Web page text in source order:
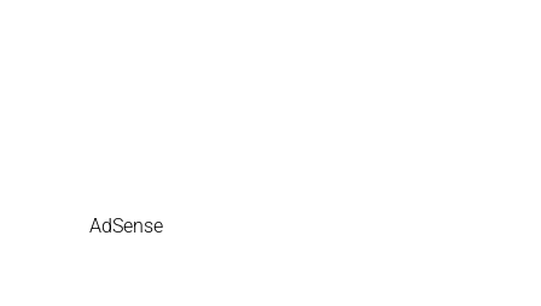
AdSense